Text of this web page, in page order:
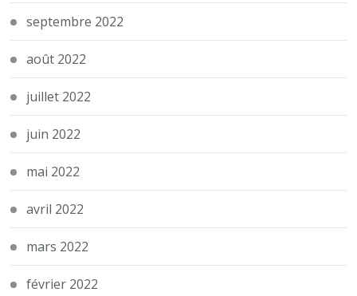
septembre 2022
août 2022
juillet 2022
juin 2022
mai 2022
avril 2022
mars 2022
février 2022